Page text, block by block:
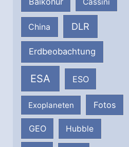
China DLR
Erdbeobachtung
ESA ESO
Exoplaneten Fotos
GEO Hubble